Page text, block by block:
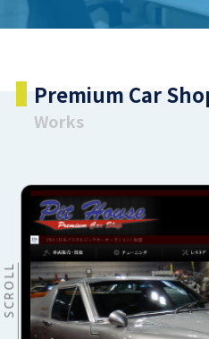
Premium Car
Works